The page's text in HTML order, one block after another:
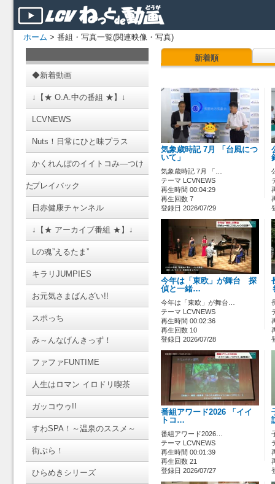
ホーム > 番組・写真一覧(関連映像・写真)
◆新着動画
↓【★ O.A.中の番組 ★】↓
LCVNEWS
Nuts！日常にひと味プラス
かくれんぼのイイトコみ―つけ
たプレイバック
日赤健康チャンネル
↓【★ アーカイブ番組 ★】↓
Lの魂”えるたま”
キラリJUMPIES
お元気さまばんざい!!
スポっち
み～んなげんきっず！
ファファFUNTIME
人生はロマン イロドリ喫茶
ガッコウゥ!!
すわSPA！～温泉のススメ～
街ぶら！
ひらめきシリーズ
新着順
気象歳時記 7月 「台風につ
いて」
気象歳時記 7月 「…
テーマ LCVNEWS
再生時間 00:04:29
再生回数 7
登録日 2026/07/29
今年は「東欧」が舞台 探
偵と一緒…
今年は「東欧」が舞台…
テーマ LCVNEWS
再生時間 00:02:36
再生回数 10
登録日 2026/07/28
番組アワード2026 「イイ
トコ…
番組アワード2026…
テーマ LCVNEWS
再生時間 00:01:39
再生回数 21
登録日 2026/07/27